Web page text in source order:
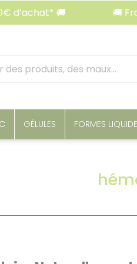
🚚 🚚 Frais de
GÉLULES FORMES